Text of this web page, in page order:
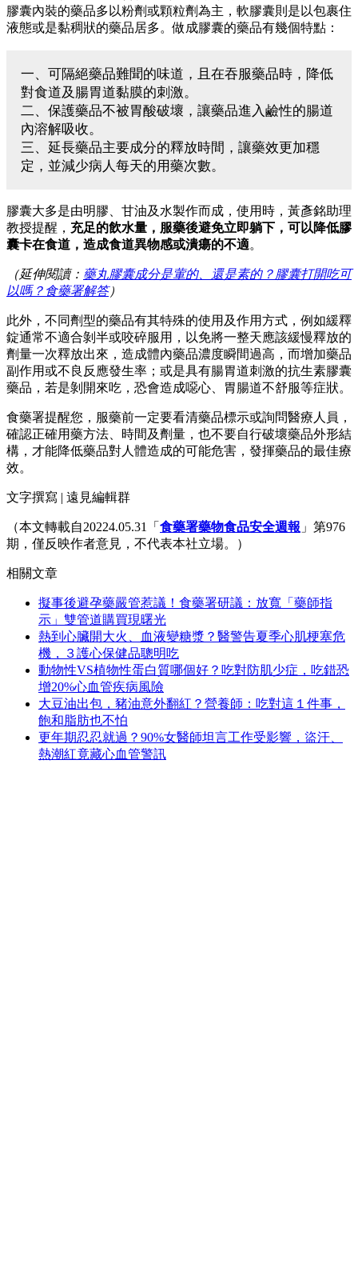
膠囊內裝的藥品多以粉劑或顆粒劑為主，軟膠囊則是以包裹住
液態或是黏稠狀的藥品居多。做成膠囊的藥品有幾個特點：
一、可隔絕藥品難聞的味道，且在吞服藥品時，降低
對食道及腸胃道黏膜的刺激。
二、保護藥品不被胃酸破壞，讓藥品進入鹼性的腸道
內溶解吸收。
三、延長藥品主要成分的釋放時間，讓藥效更加穩
定，並減少病人每天的用藥次數。
膠囊大多是由明膠、甘油及水製作而成，使用時，黃彥銘助理
教授提醒， 充足的飲水量，服藥後避免立即躺下，可以降低膠
囊卡在食道，造成食道異物感或潰瘍的不適。
（延伸閱讀： 藥丸膠囊成分是葷的、還是素的？膠囊打開吃可
以嗎？食藥署解答）
此外，不同劑型的藥品有其特殊的使用及作用方式，例如緩釋
錠通常不適合剝半或咬碎服用，以免將一整天應該緩慢釋放的
劑量一次釋放出來，造成體內藥品濃度瞬間過高，而增加藥品
副作用或不良反應發生率；或是具有腸胃道刺激的抗生素膠囊
藥品，若是剝開來吃，恐會造成噁心、胃腸道不舒服等症狀。
食藥署提醒您，服藥前一定要看清藥品標示或詢問醫療人員，
確認正確用藥方法、時間及劑量，也不要自行破壞藥品外形結
構，才能降低藥品對人體造成的可能危害，發揮藥品的最佳療
效。
文字撰寫 | 遠見編輯群
（本文轉載自20224.05.31「 食藥署藥物食品安全週報 」第976
期，僅反映作者意見，不代表本社立場。）
相關文章
擬事後避孕藥嚴管惹議！食藥署研議：放寬「藥師指
示」雙管道購買現曙光
熱到心臟開大火、血液變糖漿？醫警告夏季心肌梗塞危
機，３護心保健品聰明吃
動物性VS植物性蛋白質哪個好？吃對防肌少症，吃錯恐
增20%心血管疾病風險
大豆油出包，豬油意外翻紅？營養師：吃對這１件事，
飽和脂肪也不怕
更年期忍忍就過？90%女醫師坦言工作受影響，盜汗、
熱潮紅竟藏心血管警訊